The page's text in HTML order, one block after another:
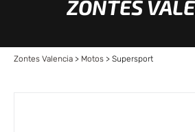
ZONTES
Zontes Valencia > Motos > Supersport